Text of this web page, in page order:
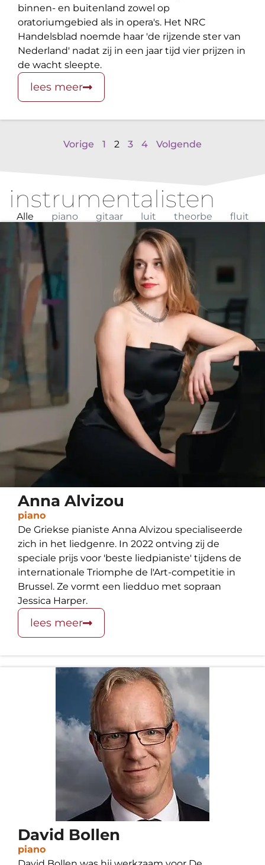
binnen- en buitenland zowel op
oratoriumgebied als in opera's. Het NRC
Handelsblad noemde haar 'de rijzende ster van
Nederland' nadat zij in een jaar tijd vier prijzen in
de wacht sleepte.
lees meer
Vorige 1 2 3 4 Volgende
instrumentalisten
piano gitaar luit theorbe fluit
Alle
Anna Alvizou
piano
De Griekse pianiste Anna Alvizou specialiseerde
zich in het liedgenre. In 2022 ontving zij de
speciale prijs voor 'beste liedpianiste' tijdens de
internationale Triomphe de l'Art-competitie in
Brussel. Ze vormt een liedduo met sopraan
Jessica Harper.
lees meer
David Bollen
piano